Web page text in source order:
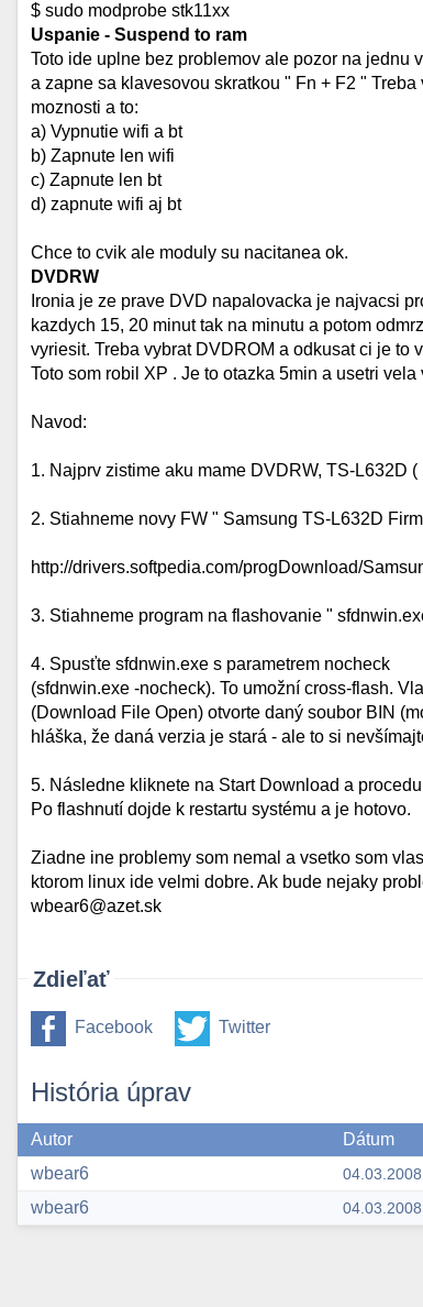
$ sudo modprobe stk11xx
Uspanie - Suspend to ram
Toto ide uplne bez problemov ale pozor na jednu
a zapne sa klavesovou skratkou " Fn + F2 "
moznosti a to:
a) Vypnutie wifi a bt
b) Zapnute len wifi
c) Zapnute len bt
d) zapnute wifi aj bt
Chce to cvik ale moduly su nacitanea ok.
DVDRW
Ironia je ze prave DVD napalovacka je najvacsi
kazdych 15, 20 minut tak na minutu a potom
vyriesit. Treba vybrat DVDROM a odkusat ci je to
Toto som robil XP . Je to otazka 5min a usetri vela
Navod:
1. Najprv zistime aku mame DVDRW, TS-L632D
2. Stiahneme novy FW " Samsung TS-L632D
http://drivers.softpedia.com/progDownload/
3. Stiahneme program na flashovanie "
4. Spusťte sfdnwin.exe s parametrem nocheck
(sfdnwin.exe -nocheck). To umožní cross-flash.
(Download File Open) otvorte daný soubor BIN
hláška, že daná verzia je stará - ale to si
5. Následne kliknete na Start Download a
Po flashnutí dojde k restartu systému a je hotovo.
Ziadne ine problemy som nemal a vsetko som
ktorom linux ide velmi dobre. Ak bude nejaky
wbear6@azet.sk
Zdieľať
Facebook Twitter
História úprav
Autor
Dátum
wbear6
wbear6